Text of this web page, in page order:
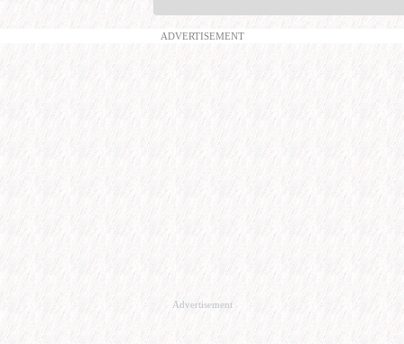
ADVERTISEMENT
Advertisement